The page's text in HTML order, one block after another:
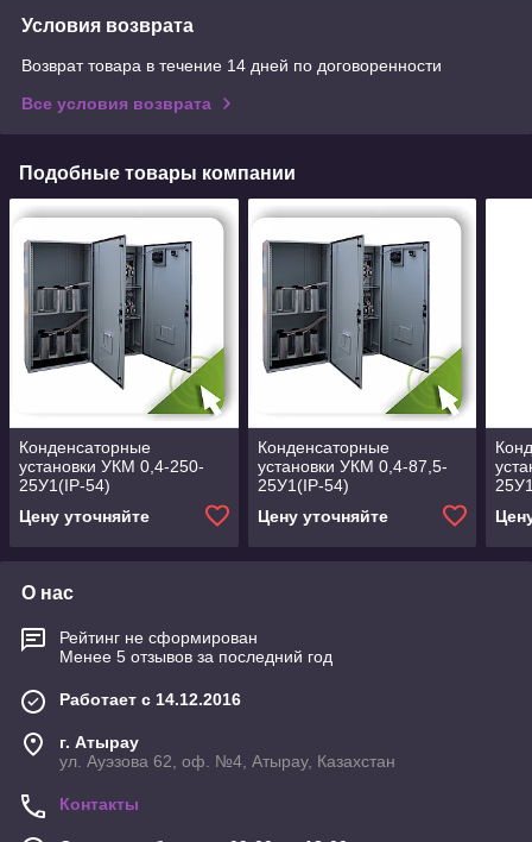
Условия возврата
Возврат товара в течение 14 дней по договоренности
Все условия возврата
Подобные товары компании
Конденсаторные
установки УКМ 0,4-250-
25У1(IP-54)
Цену уточняйте
Конденсаторные
установки УКМ 0,4-87,5-
25У1(IP-54)
Цену уточняйте
О нас
Рейтинг не сформирован
Менее 5 отзывов за последний год
Работает с 14.12.2016
г. Атырау
ул. Ауэзова 62, оф. №4, Атырау, Казахстан
Контакты